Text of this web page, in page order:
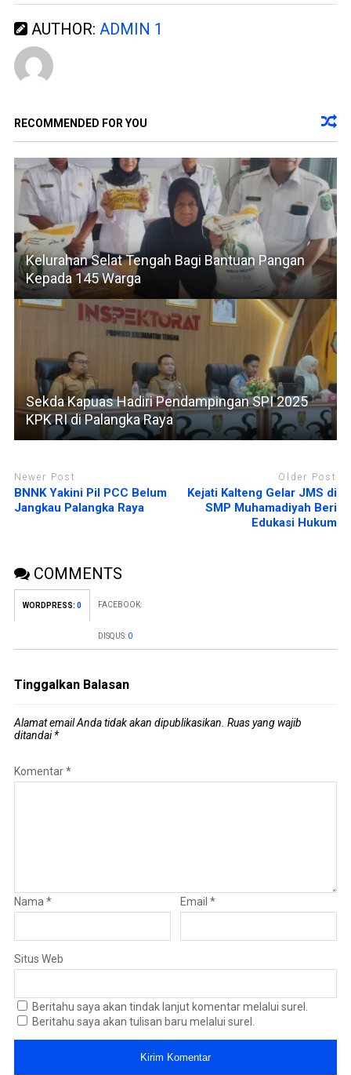
AUTHOR: ADMIN 1
RECOMMENDED FOR YOU
Kelurahan Selat Tengah Bagi Bantuan Pangan
Kepada 145 Warga
Sekda Kapuas Hadiri Pendampingan SPI 2025
KPK RI di Palangka Raya
Newer Post
BNNK Yakini Pil PCC Belum
Jangkau Palangka Raya
Older Post
Kejati Kalteng Gelar JMS di
SMP Muhamadiyah Beri
Edukasi Hukum
COMMENTS
WORDPRESS: 0 FACEBOOK:
DISQUS: 0
Tinggalkan Balasan
Alamat email Anda tidak akan dipublikasikan. Ruas yang wajib
ditandai*
Komentar*
Nama * Email*
Situs Web
Beritahu saya akan tindak lanjut komentar melalui surel.
Beritahu saya akan tulisan baru melalui surel.